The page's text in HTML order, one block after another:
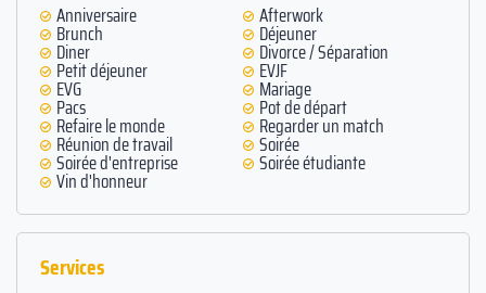
Anniversaire Afterwork
Brunch Déjeuner
Diner Divorce / Séparation
Petit déjeuner EVJF
EVG Mariage
Pacs Pot de départ
Refaire le monde Regarder un match
Réunion de travail Soirée
Soirée d'entreprise Soirée étudiante
Vin d'honneur
Services